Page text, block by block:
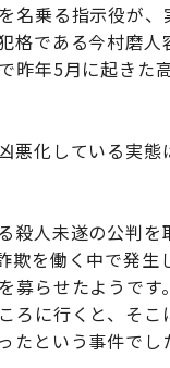
名乗る指示役が
格である今村磨
昨年5月に起きた
悪化している実
殺人未遂の公判
欺を働く中で発
募らせたようで
ろに行くと、そ
たという事件でし